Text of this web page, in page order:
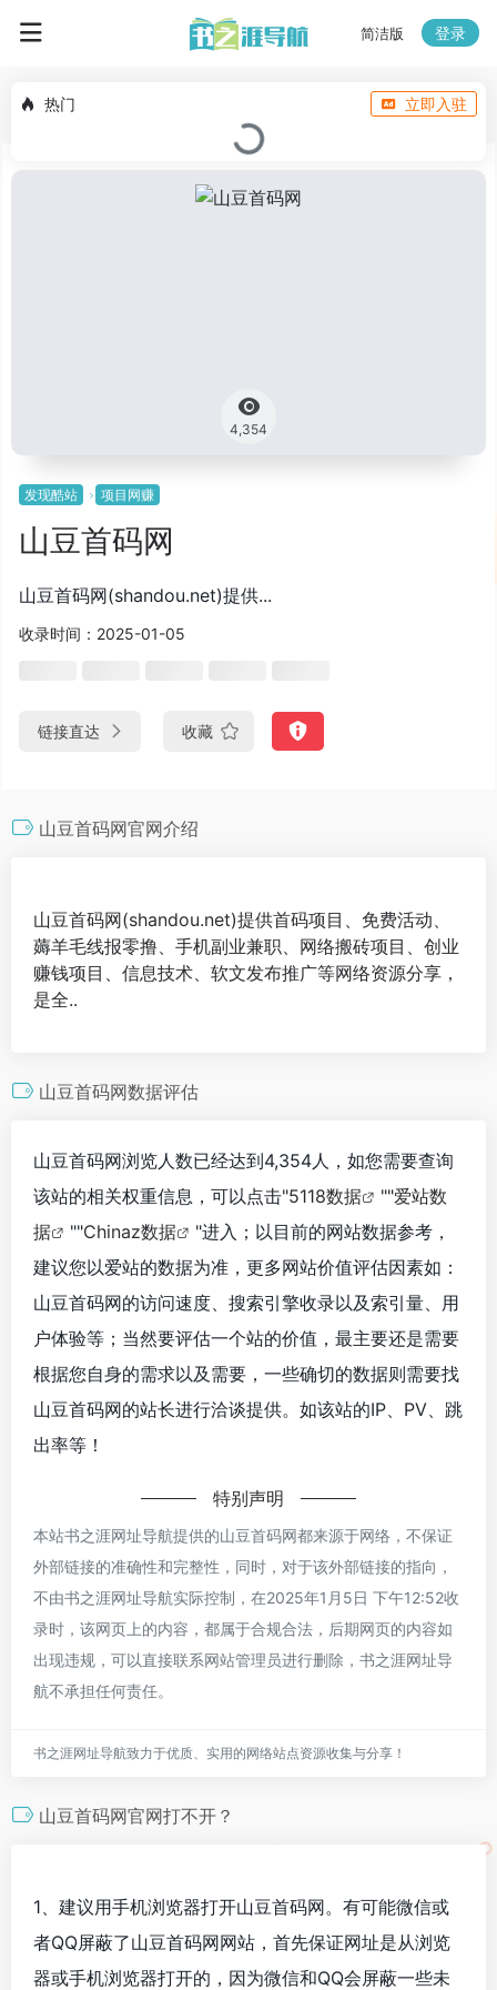
简洁版 登录
热门 立即入驻
4,354
发现酷站 项目网赚
山豆首码网
山豆首码网(shandou.net)提供...
收录时间：2025-01-05
链接直达 收藏
山豆首码网官网介绍
山豆首码网(shandou.net)提供首码项目、免费活动、
薅羊毛线报零撸、手机副业兼职、网络搬砖项目、创业
赚钱项目、信息技术、软文发布推广等网络资源分享，
是全..
山豆首码网数据评估
山豆首码网浏览人数已经达到4,354人，如您需要查询
该站的相关权重信息，可以点击"5118数据 ""爱站数
据
""Chinaz数据
"进入；以目前的网站数据参考，
建议您以爱站的数据为准，更多网站价值评估因素如：
山豆首码网的访问速度、搜索引擎收录以及索引量、用
户体验等；当然要评估一个站的价值，最主要还是需要
根据您自身的需求以及需要，一些确切的数据则需要找
山豆首码网的站长进行洽谈提供。如该站的IP、PV、跳
出率等！
特别声明
本站书之涯网址导航提供的山豆首码网都来源于网络，不保证
外部链接的准确性和完整性，同时，对于该外部链接的指向，
不由书之涯网址导航实际控制，在2025年1月5日 下午12:52收
录时，该网页上的内容，都属于合规合法，后期网页的内容如
出现违规，可以直接联系网站管理员进行删除，书之涯网址导
航不承担任何责任。
书之涯网址导航致力于优质、实用的网络站点资源收集与分享！
山豆首码网官网打不开？
1、建议用手机浏览器打开山豆首码网。有可能微信或
者QQ屏蔽了山豆首码网网站，首先保证网址是从浏览
器或手机浏览器打开的，因为微信和QQ会屏蔽一些未